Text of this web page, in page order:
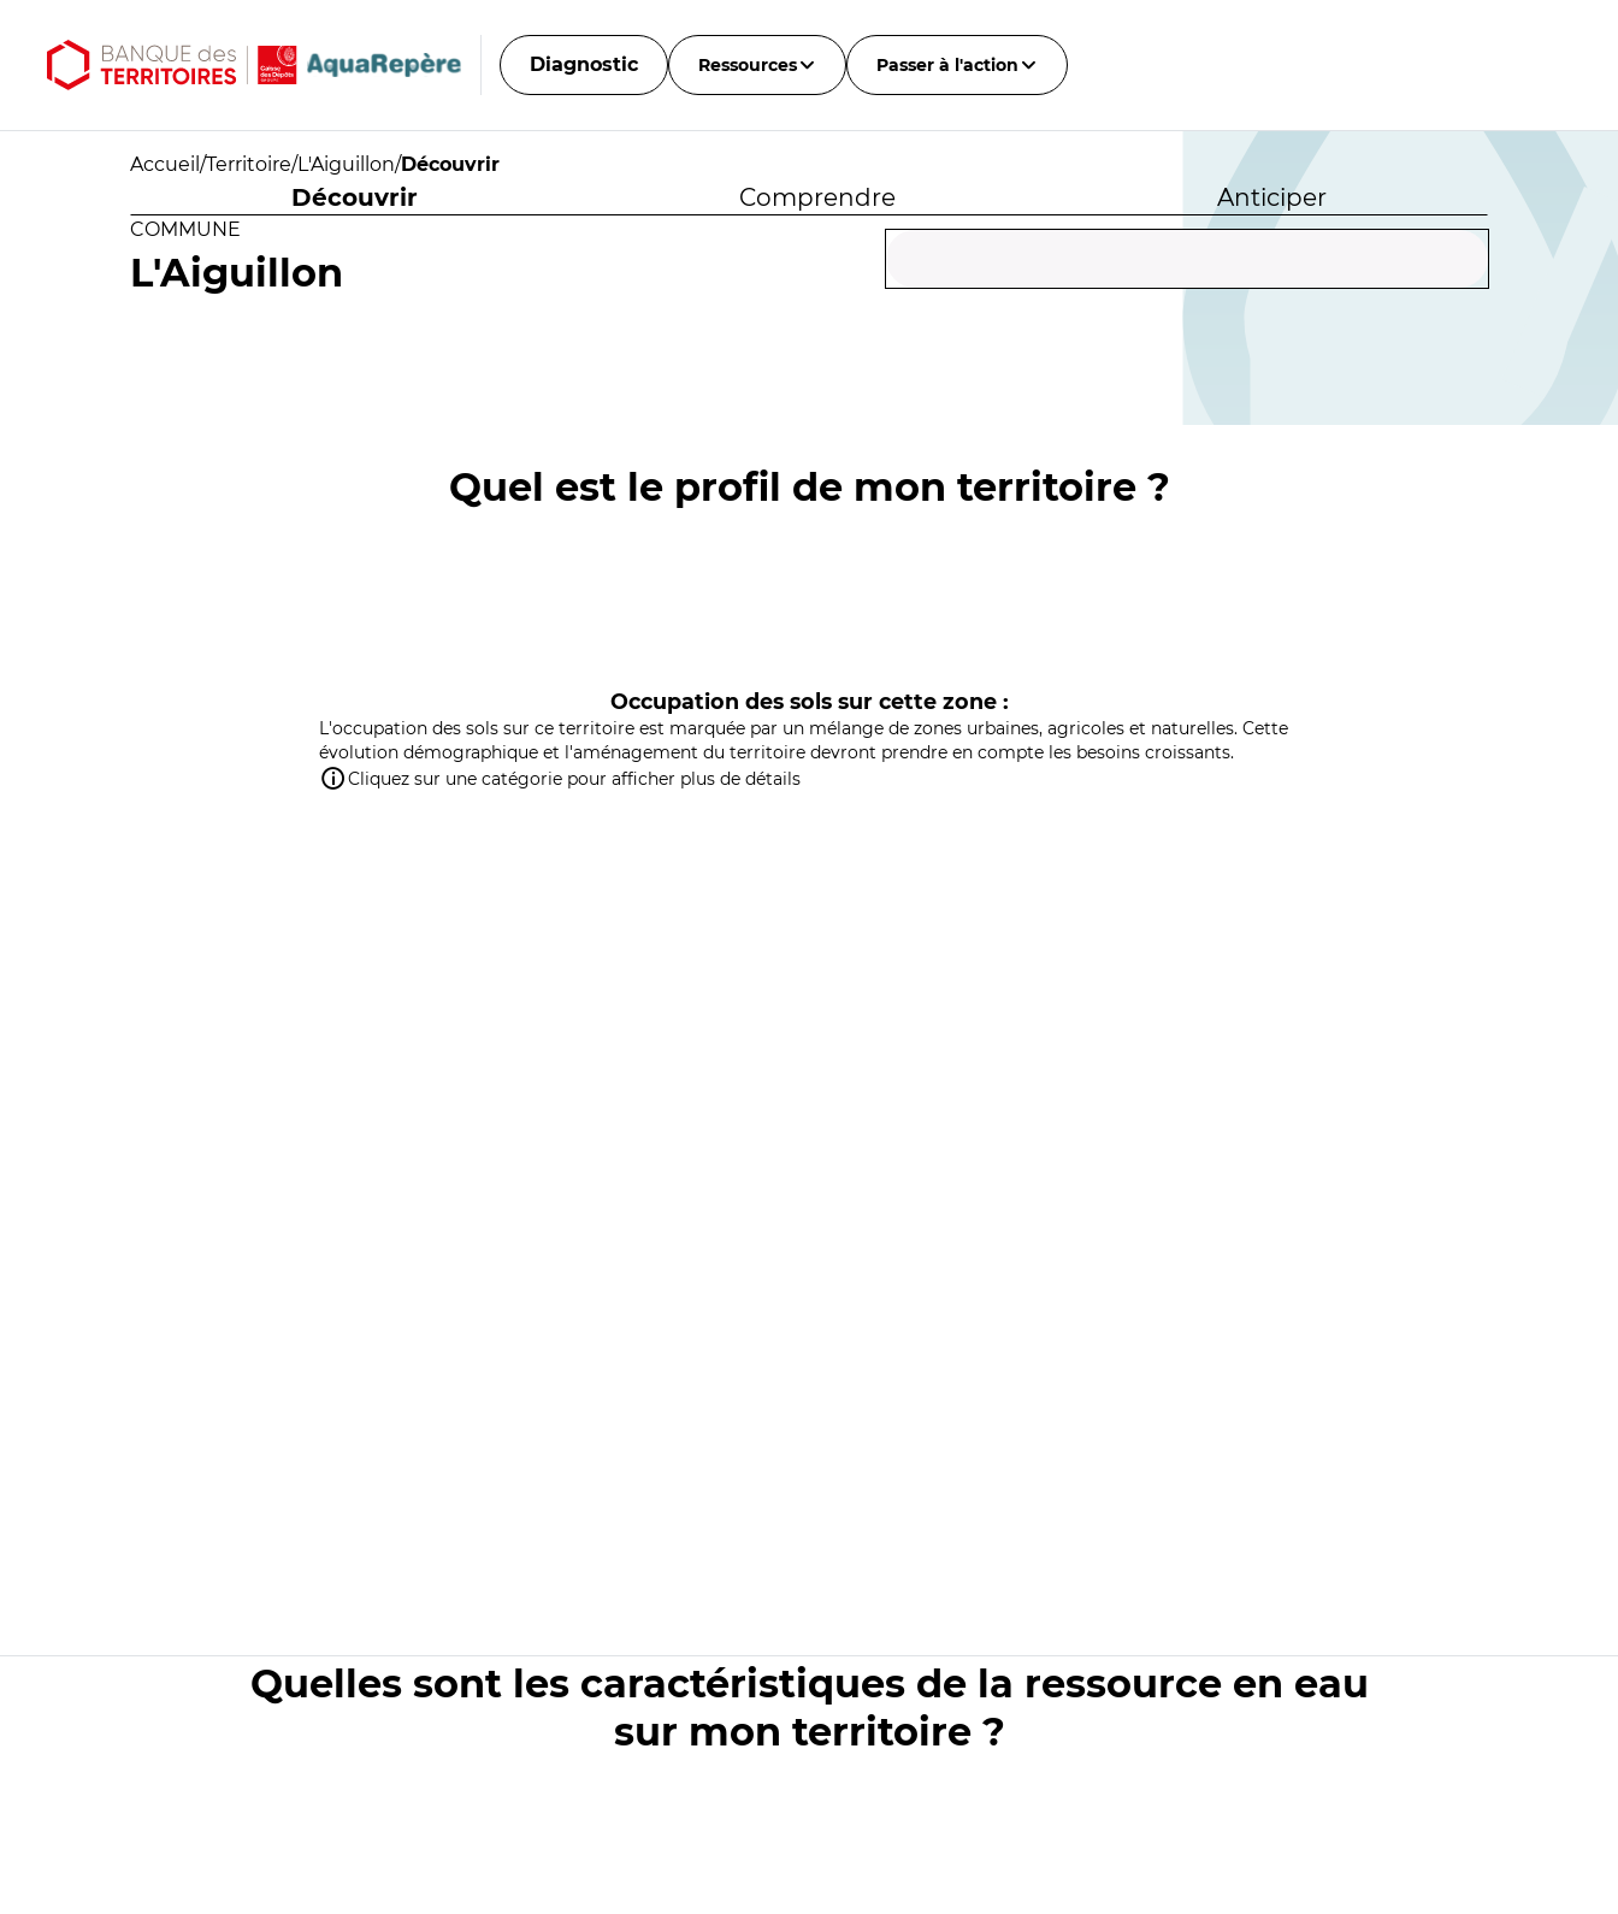
Diagnostic Ressources Passer à l'action
Accueil /Territoire/L'Aiguillon/Découvrir
Découvrir Comprendre Anticiper
COMMUNE
L'Aiguillon
Quel est le profil de mon territoire ?
Occupation des sols sur cette zone :
L'occupation des sols sur ce territoire est marquée par un mélange de zones urbaines, agricoles et naturelles. Cette
évolution démographique et l'aménagement du territoire devront prendre en compte les besoins croissants.
Cliquez sur une catégorie pour afficher plus de détails
Quelles sont les caractéristiques de la ressource en eau
sur mon territoire ?